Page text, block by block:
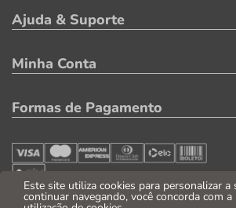
Este site utiliza cookies para personalizar a
continuar navegando, você concorda com
Ajuda & Suporte
Minha Conta
Formas de Pagamento